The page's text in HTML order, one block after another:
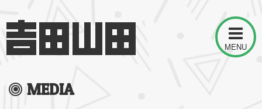
MENU
MEDIA